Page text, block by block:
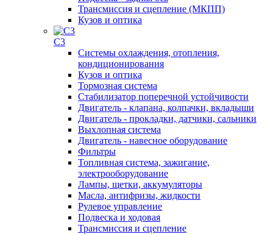
Трансмиссия и сцепление (МКПП)
Кузов и оптика
C3
Системы охлаждения, отопления,
кондиционирования
Кузов и оптика
Тормозная система
Стабилизатор поперечной устойчивости
Двигатель - клапана, колпачки, вкладыши
Двигатель - прокладки, датчики, сальники
Выхлопная система
Двигатель - навесное оборудование
Фильтры
Топливная система, зажигание,
электрооборудование
Лампы, щетки, аккумуляторы
Масла, антифризы, жидкости
Рулевое управление
Подвеска и ходовая
Трансмиссия и сцепление